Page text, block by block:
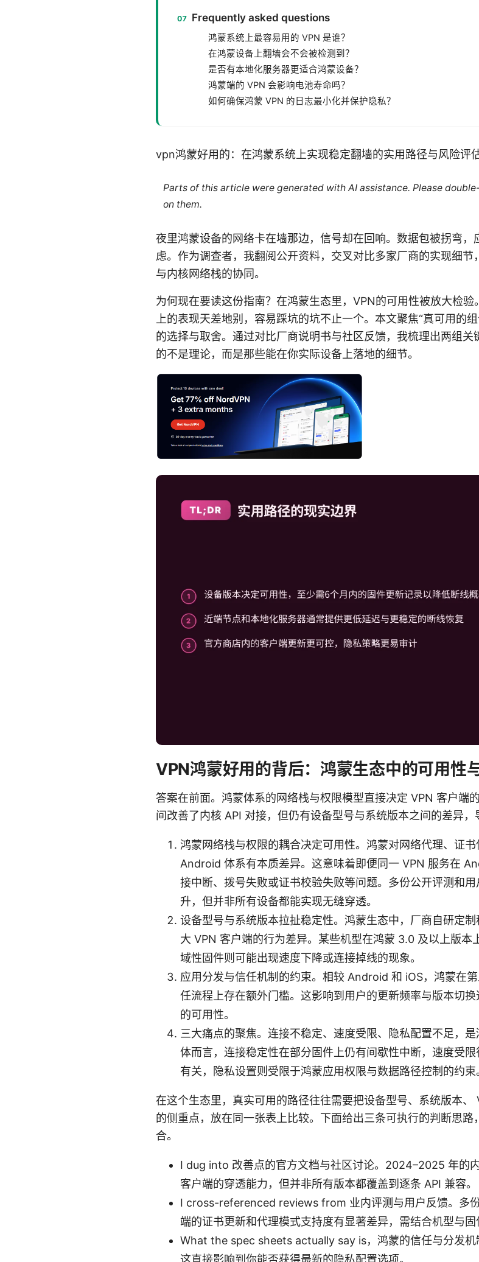
Frequently asked questions
鸿蒙系统上最容易用的 VPN 是谁？
在鸿蒙设备上翻墙会不会被检测到？
是否有本地化服务器更适合鸿蒙设备？
鸿蒙端的 VPN 会影响电池寿命吗？
如何确保鸿蒙 VPN 的日志最小化并保护隐私？
vpn鸿蒙好用的：在鸿蒙系统上实现稳定翻墙的实用路径与风险评
Parts of this article were generated with AI assistance. Please
on them.
夜里鸿蒙设备的网络卡在墙那边，信号却在回响。数据包被拐弯
虑。作为调查者，我翻阅公开资料，交叉对比多家厂商的实现细
与内核网络栈的协同。
为何现在要读这份指南？在鸿蒙生态里，VPN的可用性被放大检
上的表现天差地别，容易踩坑的坑不止一个。本文聚焦“真可用的
的选择与取舍。通过对比厂商说明书与社区反馈，我梳理出两组
的不是理论，而是那些能在你实际设备上落地的细节。
VPN鸿蒙好用的背后：鸿蒙生态中的可用性
答案在前面。鸿蒙体系的网络栈与权限模型直接决定 VPN 客户
间改善了内核 API 对接，但仍有设备型号与系统版本之间的差异，
鸿蒙网络栈与权限的耦合决定可用性。鸿蒙对网络代理、证
Android 体系有本质差异。这意味着即便同一 VPN 服务在
接中断、拨号失败或证书校验失败等问题。多份公开评测和
升，但并非所有设备都能实现无缝穿透。
设备型号与系统版本拉扯稳定性。鸿蒙生态中，厂商自研定
大 VPN 客户端的行为差异。某些机型在鸿蒙 3.0 及以上版本
域性固件则可能出现速度下降或连接掉线的现象。
应用分发与信任机制的约束。相较 Android 和 iOS，鸿蒙在
任流程上存在额外门槛。这影响到用户的更新频率与版本切
的可用性。
三大痛点的聚焦。连接不稳定、速度受限、隐私配置不足，
体而言，连接稳定性在部分固件上仍有间歇性中断，速度受
有关，隐私设置则受限于鸿蒙应用权限与数据路径控制的约束
在这个生态里，真实可用的路径往往需要把设备型号、系统版本
的侧重点，放在同一张表上比较。下面给出三条可执行的判断思
合。
I dug into 改善点的官方文档与社区讨论。2024–2025 年的
客户端的穿透能力，但并非所有版本都覆盖到逐条 API 兼容。
I cross-referenced reviews from 业内评测与用户反馈。多
端的证书更新和代理模式支持度有显著差异，需结合机型与固
What the spec sheets actually say is，鸿蒙的信任与分发机
这直接影响到你能否获得最新的隐私配置选项。